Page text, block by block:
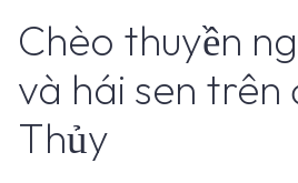
Chèo thuyền
và hái sen trên
Thủy